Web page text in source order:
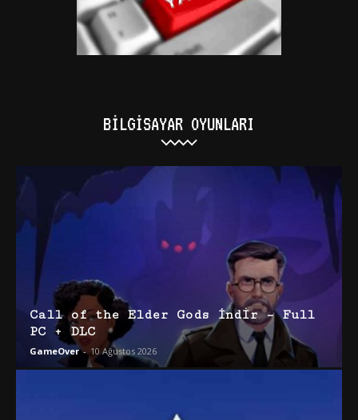
BILGISAYAR OYUNLARI
Call of the Elder Gods İndir – Full
PC + DLC
GameOver - 10 Ağustos 2026